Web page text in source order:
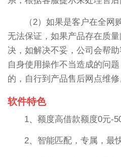
（2）如果是客户在全网
无法保证，如果产品存在质
决，如解决不妥，公司会帮
自身使用操作不当造成的问
的，自行到产品售后网点维修
软件特色
1、额度高借款额度0元-
2、智能匹配，专属，最